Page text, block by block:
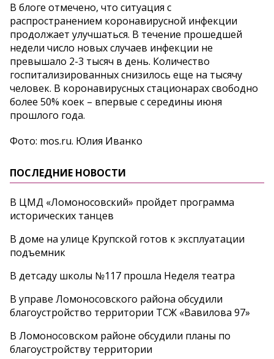
В блоге отмечено, что ситуация с
распространением коронавирусной инфекции
продолжает улучшаться. В течение прошедшей
недели число новых случаев инфекции не
превышало 2-3 тысяч в день. Количество
госпитализированных снизилось еще на тысячу
человек. В коронавирусных стационарах свободно
более 50% коек – впервые с середины июня
прошлого года.
Фото: mos.ru. Юлия Иванко
ПОСЛЕДНИЕ НОВОСТИ
В ЦМД «Ломоносовский» пройдет программа
исторических танцев
В доме на улице Крупской готов к эксплуатации
подъемник
В детсаду школы №117 прошла Неделя театра
В управе Ломоносовского района обсудили
благоустройство территории ТСЖ «Вавилова 97»
В Ломоносовском районе обсудили планы по
благоустройству территории